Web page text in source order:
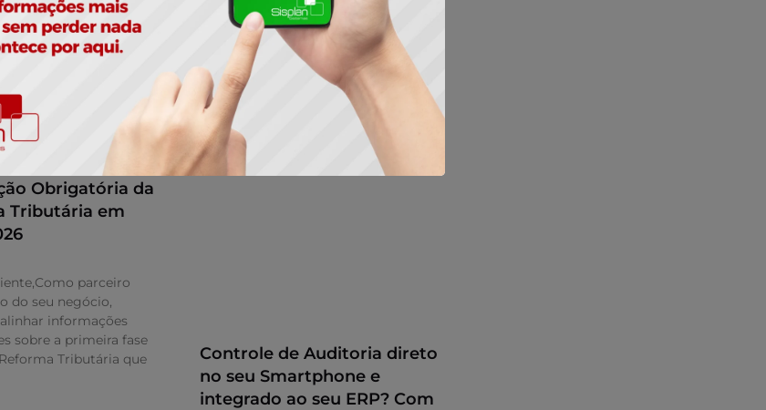
Obrigatória da
Tributária em
parceiro
do seu negócio,
informações
sobre a primeira fase
Tributária que
Controle de Auditoria direto
no seu Smartphone e
integrado ao seu ERP? Com